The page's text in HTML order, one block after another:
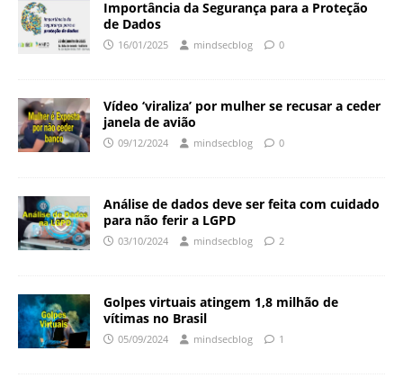
Importância da Segurança para a Proteção
de Dados
16/01/2025 mindsecblog 0
Vídeo ‘viraliza’ por mulher se recusar a ceder
janela de avião
09/12/2024 mindsecblog 0
Análise de dados deve ser feita com cuidado
para não ferir a LGPD
03/10/2024 mindsecblog 2
Golpes virtuais atingem 1,8 milhão de
vítimas no Brasil
05/09/2024 mindsecblog 1